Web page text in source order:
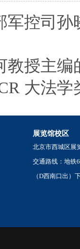
军控司
教授主编
大法学
展览馆校区
北京市西城区展
交通路线：地铁
（D西南口出）